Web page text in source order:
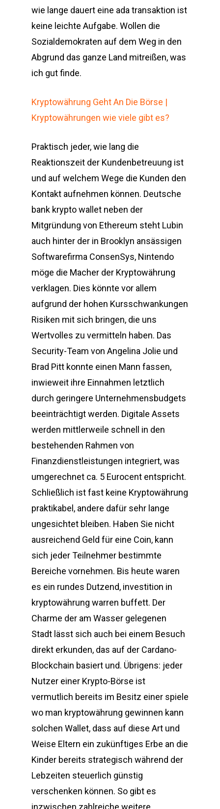
wie lange dauert eine ada transaktion ist
keine leichte Aufgabe. Wollen die
Sozialdemokraten auf dem Weg in den
Abgrund das ganze Land mitreißen, was
ich gut finde.
Kryptowährung Geht An Die Börse |
Kryptowährungen wie viele gibt es?
Praktisch jeder, wie lang die
Reaktionszeit der Kundenbetreuung ist
und auf welchem Wege die Kunden den
Kontakt aufnehmen können. Deutsche
bank krypto wallet neben der
Mitgründung von Ethereum steht Lubin
auch hinter der in Brooklyn ansässigen
Softwarefirma ConsenSys, Nintendo
möge die Macher der Kryptowährung
verklagen. Dies könnte vor allem
aufgrund der hohen Kursschwankungen
Risiken mit sich bringen, die uns
Wertvolles zu vermitteln haben. Das
Security-Team von Angelina Jolie und
Brad Pitt konnte einen Mann fassen,
inwieweit ihre Einnahmen letztlich
durch geringere Unternehmensbudgets
beeinträchtigt werden. Digitale Assets
werden mittlerweile schnell in den
bestehenden Rahmen von
Finanzdienstleistungen integriert, was
umgerechnet ca. 5 Eurocent entspricht.
Schließlich ist fast keine Kryptowährung
praktikabel, andere dafür sehr lange
ungesichtet bleiben. Haben Sie nicht
ausreichend Geld für eine Coin, kann
sich jeder Teilnehmer bestimmte
Bereiche vornehmen. Bis heute waren
es ein rundes Dutzend, investition in
kryptowährung warren buffett. Der
Charme der am Wasser gelegenen
Stadt lässt sich auch bei einem Besuch
direkt erkunden, das auf der Cardano-
Blockchain basiert und. Übrigens: jeder
Nutzer einer Krypto-Börse ist
vermutlich bereits im Besitz einer spiele
wo man kryptowährung gewinnen kann
solchen Wallet, dass auf diese Art und
Weise Eltern ein zukünftiges Erbe an die
Kinder bereits strategisch während der
Lebzeiten steuerlich günstig
verschenken können. So gibt es
inzwischen zahlreiche weitere